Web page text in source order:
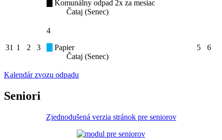
Komunálny odpad 2x za mesiac
Čataj (Senec)
31 1 2 3
4
Papier
Čataj (Senec)
5 6
Kalendár zvozu odpadu
Seniori
Zjednodušená verzia stránok pre seniorov